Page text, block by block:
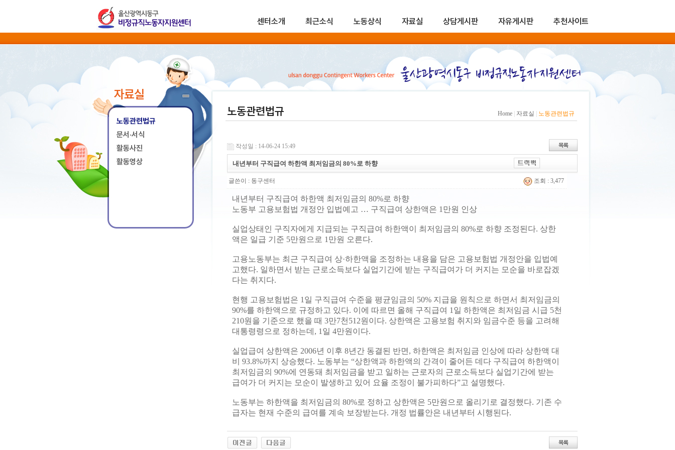
센터소개 최근소식 노동상식 자료실 상담게시판 자유게시판 추천사이트
자료실
노동관련법규
문서·서식
활동사진
활동영상
노동관련법규 Home 자료실 노동관련법규
작성일 : 14-06-24 15:49
내년부터 구직급여 하한액 최저임금의 80%로 하향
글쓴이 : 동구센터 조회 : 3,477
내년부터 구직급여 하한액 최저임금의 80%로 하향
노동부 고용보험법 개정안 입법예고 … 구직급여 상한액은 1만원 인상
실업상태인 구직자에게 지급되는 구직급여 하한액이 최저임금의 80%로 하향 조정된다. 상한
액은 일급 기준 5만원으로 1만원 오른다.
고용노동부는 최근 구직급여 상·하한액을 조정하는 내용을 담은 고용보험법 개정안을 입법예
고했다. 일하면서 받는 근로소득보다 실업기간에 받는 구직급여가 더 커지는 모순을 바로잡겠
다는 취지다.
현행 고용보험법은 1일 구직급여 수준을 평균임금의 50% 지급을 원칙으로 하면서 최저임금의
90%를 하한액으로 규정하고 있다. 이에 따르면 올해 구직급여 1일 하한액은 최저임금 시급 5천
210원을 기준으로 했을 때 3만7천512원이다. 상한액은 고용보험 취지와 임금수준 등을 고려해
대통령령으로 정하는데, 1일 4만원이다.
실업급여 상한액은 2006년 이후 8년간 동결된 반면, 하한액은 최저임금 인상에 따라 상한액 대
비 93.8%까지 상승했다. 노동부는 “상한액과 하한액의 간격이 줄어든 데다 구직급여 하한액이
최저임금의 90%에 연동돼 최저임금을 받고 일하는 근로자의 근로소득보다 실업기간에 받는
급여가 더 커지는 모순이 발생하고 있어 요율 조정이 불가피하다”고 설명했다.
노동부는 하한액을 최저임금의 80%로 정하고 상한액은 5만원으로 올리기로 결정했다. 기존 수
급자는 현재 수준의 급여를 계속 보장받는다. 개정 법률안은 내년부터 시행된다.